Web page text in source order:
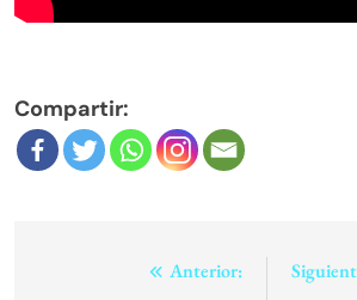
Compartir:
NavegaciónAnterior: